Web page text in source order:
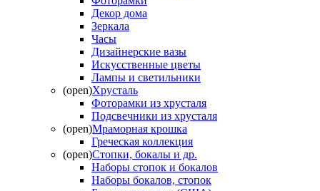
Декор дома
Зеркала
Часы
Дизайнерские вазы
Искусственные цветы
Лампы и светильники
(open)Хрусталь
Фоторамки из хрусталя
Подсвечники из хрусталя
(open)Мраморная крошка
Греческая коллекция
(open)Стопки, бокалы и др.
Наборы стопок и бокалов
Наборы бокалов, стопок